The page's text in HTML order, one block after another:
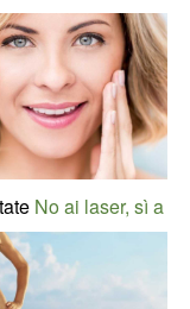
No ai laser, sì a